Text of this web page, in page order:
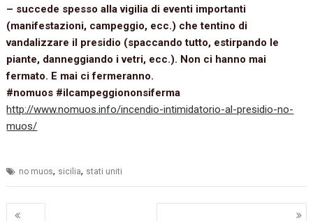
– succede spesso alla vigilia di eventi importanti
(manifestazioni, campeggio, ecc.) che tentino di
vandalizzare il presidio (spaccando tutto, estirpando le
piante, danneggiando i vetri, ecc.). Non ci hanno mai
fermato. E mai ci fermeranno.
#nomuos #ilcampeggiononsiferma
http://www.nomuos.info/incendio-intimidatorio-al-presidio-no-
muos/
no muos, sicilia, stati uniti
Navigazione